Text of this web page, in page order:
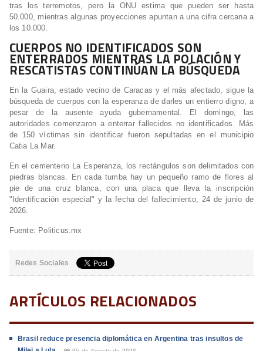
tras los terremotos, pero la ONU estima que pueden ser hasta
50.000, mientras algunas proyecciones apuntan a una cifra cercana a
los 10.000.
CUERPOS NO IDENTIFICADOS SON
ENTERRADOS MIENTRAS LA POLACIÓN Y
RESCATISTAS CONTINÚAN LA BÚSQUEDA
En la Guaira, estado vecino de Caracas y el más afectado, sigue la
búsqueda de cuerpos con la esperanza de darles un entierro digno, a
pesar de la ausente ayuda gubernamental. El domingo, las
autoridades comenzaron a enterrar fallecidos no identificados. Más
de 150 víctimas sin identificar fueron sepultadas en el municipio
Catia La Mar.
En el cementerio La Esperanza, los rectángulos son delimitados con
piedras blancas. En cada tumba hay un pequeño ramo de flores al
pie de una cruz blanca, con una placa que lleva la inscripción
"Identificación especial" y la fecha del fallecimiento, 24 de junio de
2026.
Fuente: Politicus.mx
Redes Sociales
ARTÍCULOS RELACIONADOS
Brasil reduce presencia diplomática en Argentina tras insultos de